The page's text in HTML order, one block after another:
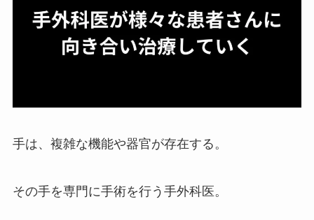
手は、複雑な機能や器官が存在する。
その手を専門に手術を行う手外科医。